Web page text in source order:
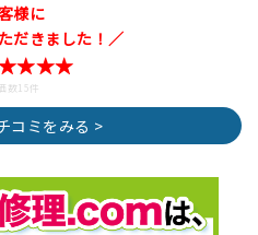
様に
だきました！／
数15件
コミをみる >